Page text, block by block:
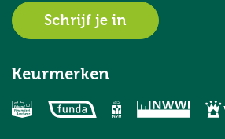
Schrijf je in
Keurmerken